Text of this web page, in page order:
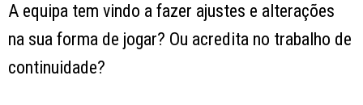
A equipa tem vindo a fazer ajustes e alterações
na sua forma de jogar? Ou acredita no trabalho de
continuidade?